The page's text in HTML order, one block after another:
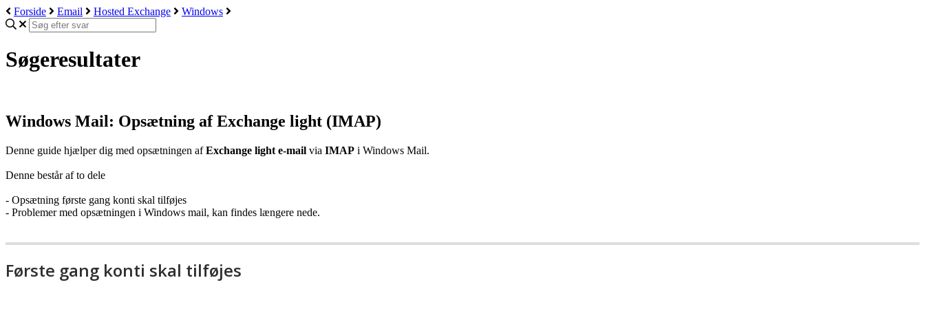
Forside Email Hosted Exchange Windows
Søgeresultater
Windows Mail: Opsætning af Exchange light (IMAP)
Denne guide hjælper dig med opsætningen afExchange light e-mail via IMAP i Windows Mail.
Denne består af to dele
- Opsætning første gang konti skal tilføjes
- Problemer med opsætningen i Windows mail, kan findes længere nede.
Første gang konti skal tilføjes